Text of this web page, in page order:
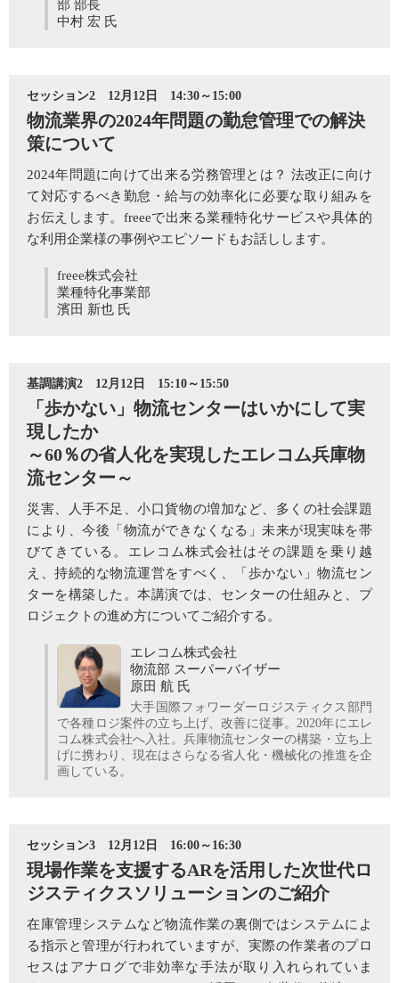
部 部長
中村 宏 氏
セッション2 12月12日 14:30～15:00
物流業界の2024年問題の勤怠管理での解決
策について
2024年問題に向けて出来る労務管理とは？ 法改正に向け
て対応するべき勤怠・給与の効率化に必要な取り組みを
お伝えします。freeeで出来る業種特化サービスや具体的
な利用企業様の事例やエピソードもお話しします。
freee株式会社
業種特化事業部
濱田 新也 氏
基調講演2 12月12日 15:10～15:50
「歩かない」物流センターはいかにして実
現したか
～60％の省人化を実現したエレコム兵庫物
流センター～
災害、人手不足、小口貨物の増加など、多くの社会課題
により、今後「物流ができなくなる」未来が現実味を帯
びてきている。エレコム株式会社はその課題を乗り越
え、持続的な物流運営をすべく、「歩かない」物流セン
ターを構築した。本講演では、センターの仕組みと、プ
ロジェクトの進め方についてご紹介する。
エレコム株式会社
物流部 スーパーバイザー
原田 航 氏
大手国際フォワーダーロジスティクス部門
で各種ロジ案件の立ち上げ、改善に従事。2020年にエレ
コム株式会社へ入社。兵庫物流センターの構築・立ち上
げに携わり、現在はさらなる省人化・機械化の推進を企
画している。
セッション3 12月12日 16:00～16:30
現場作業を支援するARを活用した次世代ロ
ジスティクスソリューションのご紹介
在庫管理システムなど物流作業の裏側ではシステムによ
る指示と管理が行われていますが、実際の作業者のプロ
セスはアナログで非効率な手法が取り入れられていま